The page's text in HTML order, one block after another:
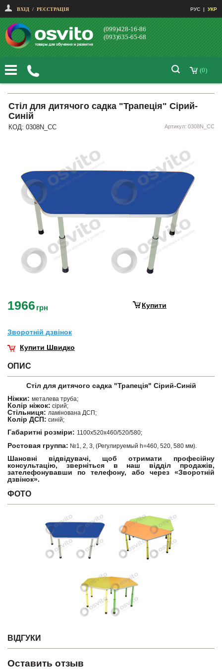
ВХІД / РЕЄСТРАЦІЯ РУС | УКР
(099)428-16-86
(093)635-65-68
(0)
Стіл для дитячого садка "Трапеція" Сірий-
Синій
КОД: 0308N_СС Артикул: 0308N_СС
1966 грн Купити
Зворотнiй дзвiнок
Купити Швидко
ОПИС
Стіл для дитячого садка "Трапеція" Сірий-Синій
Ніжки: металева труба;
Колір ніжок: сірий;
Стільниця: ламінована ДСП;
Колір ДСП: синій;
Габаритні розміри: 1100х520х460/520/580;
Ростовая группа: №1, 2, 3, (Регулируемый h=460, 520, 580 мм).
Шановні відвідувачі, щоб отримати професійну
консультацію, зверніться в наш відділ продажів,
зателефонувавши по телефону, або через «Зворотній
дзвінок».
ФОТО
ВІДГУКИ
Оставить отзыв